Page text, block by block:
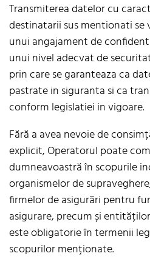
Transmiterea datelor cu
destinatarii sus mentionati se
unui angajament de
unui nivel adecvat de
prin care se garanteaza ca
pastrate in siguranta si ca
conform legislatiei in vigoare.
Fără a avea nevoie de
explicit, Operatorul poate
dumneavoastră în scopurile
organismelor de
firmelor de asigurări pentru
asigurare, precum și
este obligatorie în termenii
scopurilor menționate.